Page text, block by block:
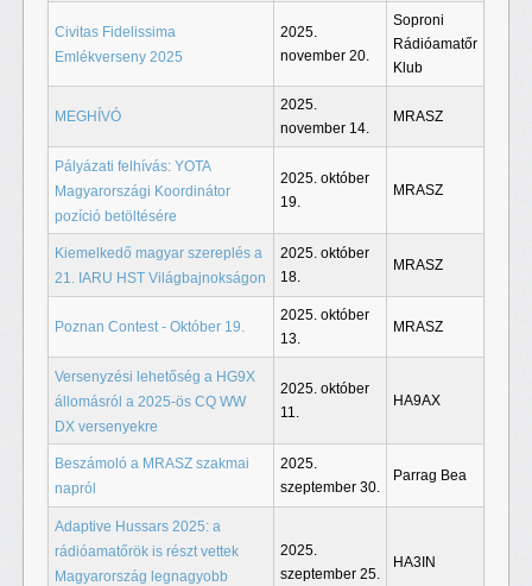
Civitas Fidelissima
Emlékverseny 2025
2025.
november 20.
Soproni
Rádióamatőr
Klub
MEGHÍVÓ
2025.
november 14.
MRASZ
Pályázati felhívás: YOTA
Magyarországi Koordinátor
pozíció betöltésére
2025. október
19.
MRASZ
Kiemelkedő magyar szereplés a
21. IARU HST Világbajnokságon
2025. október
18.
MRASZ
Poznan Contest - Október 19.
2025. október
13.
MRASZ
Versenyzési lehetőség a HG9X
állomásról a 2025-ös CQ WW
DX versenyekre
2025. október
11.
HA9AX
Beszámoló a MRASZ szakmai
napról
2025.
szeptember 30.
Parrag Bea
Adaptive Hussars 2025: a
rádióamatőrök is részt vettek
Magyarország legnagyobb
2025.
szeptember 25.
HA3IN